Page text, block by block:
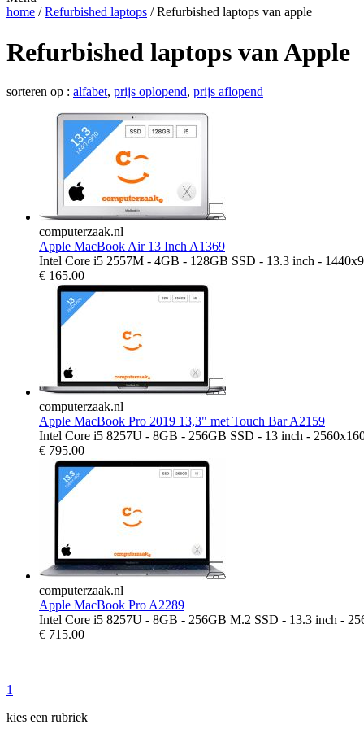
home /Refurbished laptops / Refurbished laptops van apple
Refurbished laptops van Apple
sorteren op : alfabet, prijs oplopend, prijs aflopend
computerzaak.nl
Apple MacBook Air 13 Inch A1369
Intel Core i5 2557M - 4GB - 128GB SSD - 13.3 inch -
€ 165.00
computerzaak.nl
Apple MacBook Pro 2019 13,3" met Touch Bar A2159
Intel Core i5 8257U - 8GB - 256GB SSD - 13 inch -
€ 795.00
computerzaak.nl
Apple MacBook Pro A2289
Intel Core i5 8257U - 8GB - 256GB M.2 SSD - 13.3 inch -
€ 715.00
1
kies een rubriek